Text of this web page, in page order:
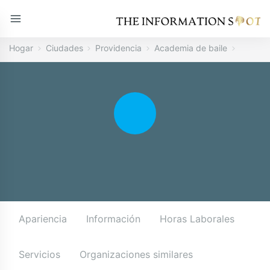
Hogar Ciudades Providencia Academia de baile
Apariencia Información Horas Laborales
Servicios Organizaciones similares